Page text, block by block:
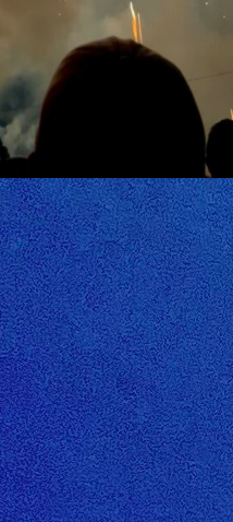
欲しいです!
る方はお声がけ下さい!!